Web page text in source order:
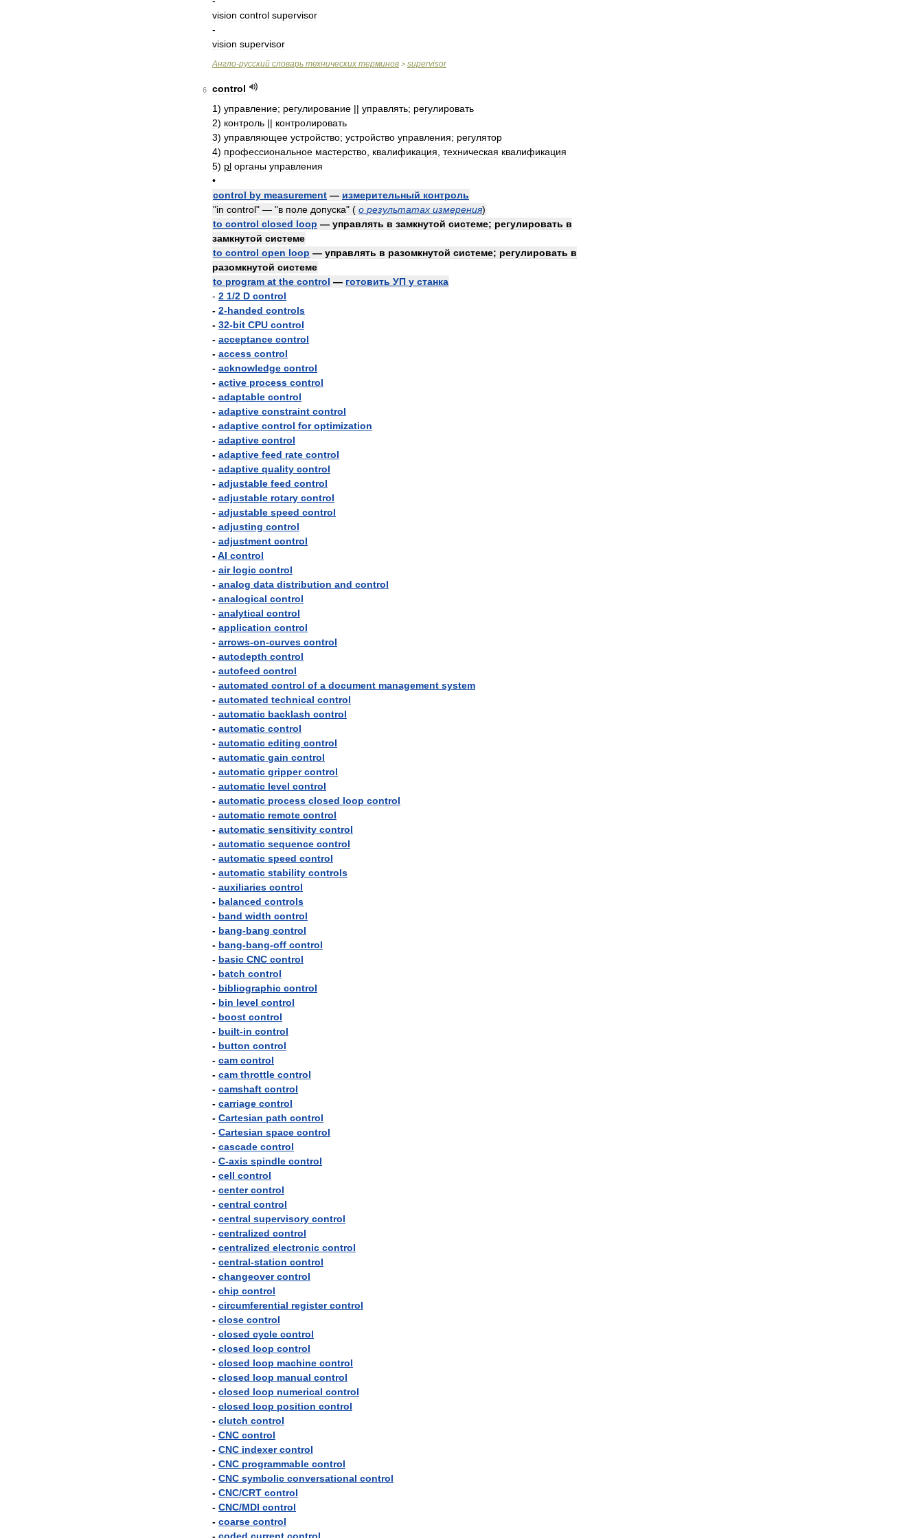
vision control supervisor
-
vision supervisor
Англо-русский словарь технических терминов > supervisor
6
control
1) управление; регулирование || управлять; регулировать
2) контроль || контролировать
3) управляющее устройство; устройство управления; регулятор
4) профессиональное мастерство квалификация техническая квалификация
5) pl органы управления
•
control by measurement — измерительный контроль
"in control" — "в поле допуска" ( о результатах измерения)
to control closed loop — управлять в замкнутой системе; регулировать в
замкнутой системе
to control open loop — управлять в разомкнутой системе; регулировать в
разомкнутой системе
to program at the control — готовить УП у станка
- 2 1/2 D control
- 2-handed controls
- 32-bit CPU control
- acceptance control
- access control
- acknowledge control
- active process control
- adaptable control
- adaptive constraint control
- adaptive control for optimization
- adaptive control
- adaptive feed rate control
- adaptive quality control
- adjustable feed control
- adjustable rotary control
- adjustable speed control
- adjusting control
- adjustment control
-AI control
- air logic control
- analog data distribution and control
- analogical control
- analytical control
- application control
- arrows-on-curves control
- autodepth control
- autofeed control
- automated control of a document management system
- automated technical control
- automatic backlash control
- automatic control
- automatic editing control
- automatic gain control
- automatic gripper control
- automatic level control
- automatic process closed loop control
- automatic remote control
- automatic sensitivity control
- automatic sequence control
- automatic speed control
- automatic stability controls
- auxiliaries control
- balanced controls
- band width control
- bang-bang control
- bang-bang-off control
- basic CNC control
- batch control
- bibliographic control
- bin level control
- boost control
- built-in control
- button control
- cam control
- cam throttle control
- camshaft control
- carriage control
- Cartesian path control
- Cartesian space control
- cascade control
- C-axis spindle control
- cell control
- center control
- central control
- central supervisory control
- centralized control
- centralized electronic control
- central-station control
- changeover control
- chip control
- circumferential register control
- close control
- closed cycle control
- closed loop control
- closed loop machine control
- closed loop manual control
- closed loop numerical control
- closed loop position control
- clutch control
- CNC control
- CNC indexer control
- CNC programmable control
- CNC symbolic conversational control
- CNC/CRT control
- CNC/MDI control
- coarse control